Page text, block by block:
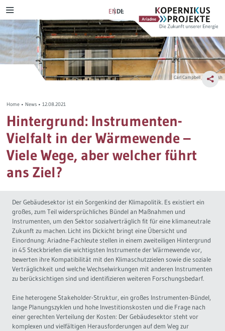
content
ENDE
MENU Ariadne
Kopernikus-
Projekt
Carl Campbell / Unsplash
Home • News • 12.08.2021
Hintergrund: Instrumenten-
Vielfalt in der Wärmewende –
Viele Wege, aber welcher führt
ans Ziel?
Der Gebäudesektor ist ein Sorgenkind der Klimapolitik. Es existiert ein
großes, zum Teil widersprüchliches Bündel an Maßnahmen und
Instrumenten, um den Sektor sozialverträglich fit für eine klimaneutrale
Zukunft zu machen. Licht ins Dickicht bringt eine Übersicht und
Einordnung: Ariadne-Fachleute stellen in einem zweiteiligen Hintergrund
in 45 Steckbriefen die wichtigsten Instrumente der Wärmewende vor,
bewerten ihre Kompatibilität mit den Klimaschutzzielen sowie die soziale
Verträglichkeit und welche Wechselwirkungen mit anderen Instrumenten
zu berücksichtigen sind und identifizieren weiteren Forschungsbedarf.
Eine heterogene Stakeholder-Struktur, ein großes Instrumenten-Bündel,
lange Planungszyklen und hohe Investitionskosten und die Frage nach
einer gerechten Verteilung der Kosten: Der Gebäudesektor steht vor
komplexen und vielfältigen Herausforderungen auf dem Weg zur
Szenarien & Pfade
Verkehrswende
Wärmewende
Verteilungsgerechtigkeit
Steuerreform
Industriewende
Wasserstoff
Governance
Europa & Green Deal
Themen Übersicht
Transformation Tracker
NetZero
Verkehrswendemonitor
D-Ticket Impact Tracker
Politikmix-Explorer
Lern- und Explorationsmodule
Ariadne-Pathfinder
Soziales Nachhaltigkeitsbarometer
Ariadne-Anspruch
Bürgerdeliberation
Lernprozess
Journal-Publikationen